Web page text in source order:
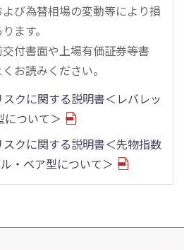
び為替相場の変動等により損
ます。
付書面や上場有価証券等書
お読みください。
クに関する説明書＜レバレッ
について＞
クに関する説明書＜先物指数
・ベア型について＞